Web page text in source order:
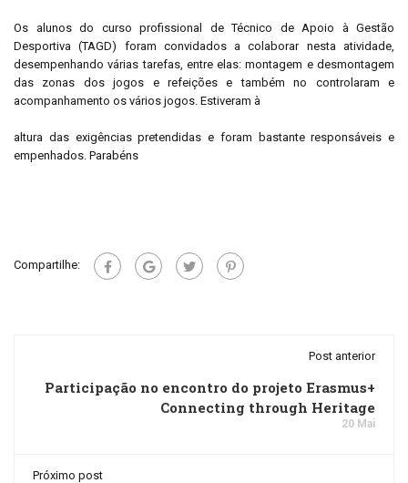
Os alunos do curso profissional de Técnico de Apoio à Gestão
Desportiva (TAGD) foram convidados a colaborar nesta atividade,
desempenhando várias tarefas, entre elas: montagem e desmontagem
das zonas dos jogos e refeições e também no controlaram e
acompanhamento os vários jogos. Estiveram à
altura das exigências pretendidas e foram bastante responsáveis e
empenhados. Parabéns
Compartilhe:
Post anterior
Participação no encontro do projeto Erasmus+
Connecting through Heritage
20 Mai
Próximo post